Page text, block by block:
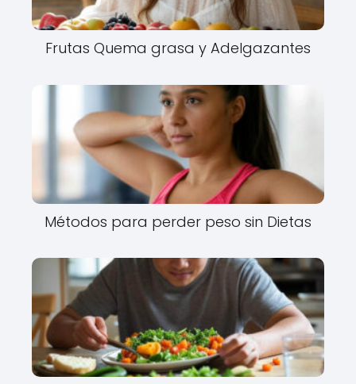
Frutas Quema grasa y Adelgazantes
Métodos para perder peso sin Dietas